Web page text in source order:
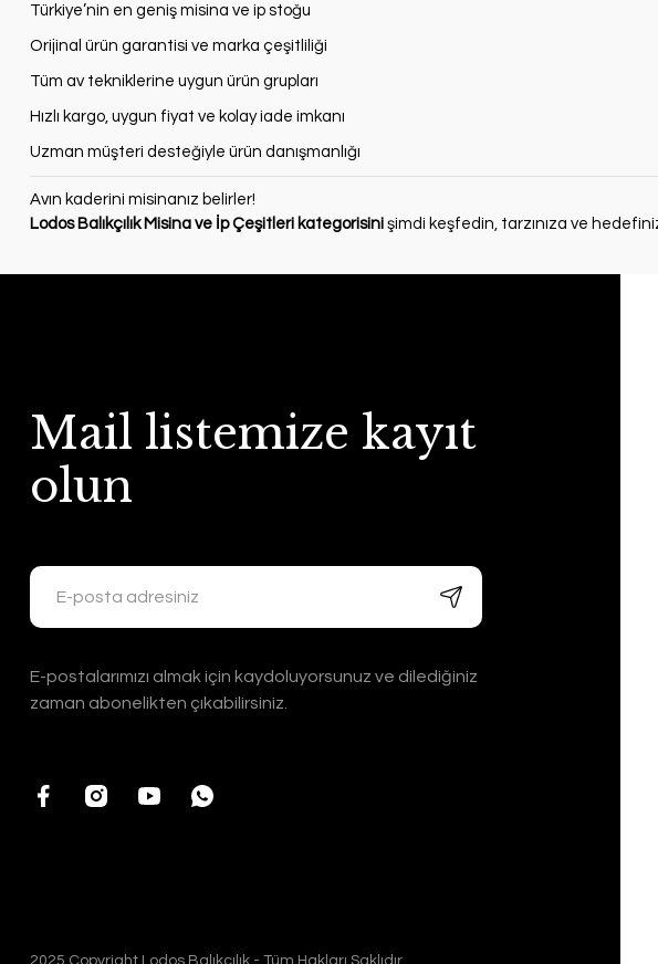
Türkiye’nin en geniş misina ve ip stoğu
Orijinal ürün garantisi ve marka çeşitliliği
Tüm av tekniklerine uygun ürün grupları
Hızlı kargo, uygun fiyat ve kolay iade imkanı
Uzman müşteri desteğiyle ürün danışmanlığı
Avın kaderini misinanız belirler!
Lodos Balıkçılık Misina ve İp Çeşitleri kategorisini şimdi keşfedin, tarzınıza ve
Mail listemize kayıt
olun
E-postalarımızı almak için kaydoluyorsunuz ve dilediğiniz
zaman abonelikten çıkabilirsiniz.
2025 Copyright Lodos Balıkçılık - Tüm Hakları Saklıdır.